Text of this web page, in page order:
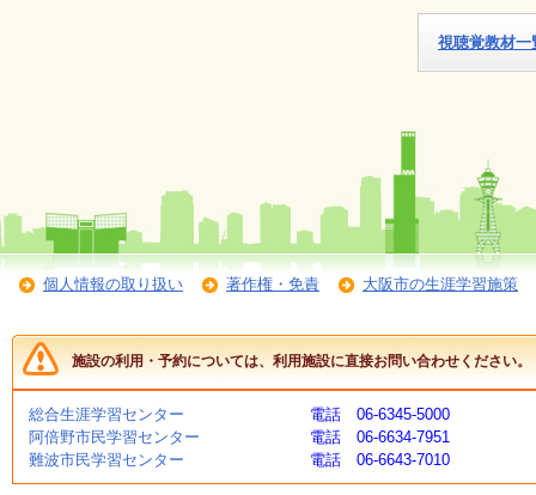
登
録
よ
く
あ
る
ご
質
問
視聴覚教材一
個人情報の取り扱い 著作権・免責 大阪市の生涯学習施策
施設の利用・予約については、利用施設に直接お問い合わせください。
総合生涯学習センター
電話 06-6345-5000
阿倍野市民学習センター
電話 06-6634-7951
難波市民学習センター
電話 06-6643-7010